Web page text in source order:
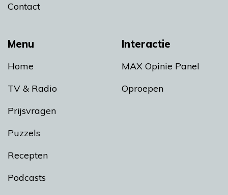
Menu
Home
TV & Radio
Prijsvragen
Puzzels
Recepten
Podcasts
Interactie
MAX Opinie Panel
Oproepen
Contact